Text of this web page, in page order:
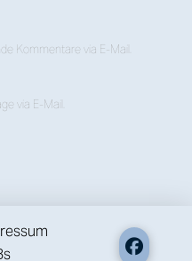
Kommentare via E-Mail.
via E-Mail.